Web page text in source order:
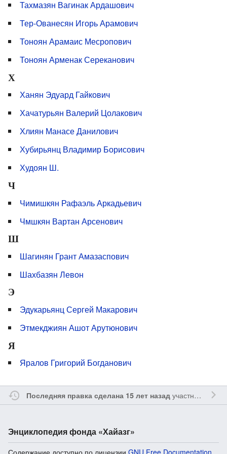
Тахмазян Вагинак Ардашович
Тер-Ованесян Игорь Арамович
Тоноян Арамаис Месропович
Тоноян Арменак Сереканович
Х
Ханян Эдуард Гайкович
Хачатурьян Валерий Цолакович
Хлиян Манасе Данилович
Хубирьянц Владимир Борисович
Худоян Ш.
Ч
Чимишкян Рафаэль Аркадьевич
Чмшкян Вартан Арсенович
Ш
Шагинян Грант Амазаспович
Шахбазян Левон
Э
Эдукарьянц Сергей Макарович
Этмекджиян Ашот Арутюнович
Я
Яралов Григорий Богданович
Последняя правка сделана 15 лет назадучастником
Энциклопедия фонда «Хайазг»